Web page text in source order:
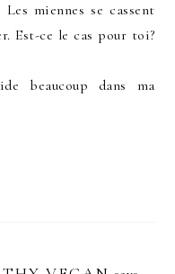
Les miennes se cassent
Est-ce le cas pour toi?
beaucoup dans ma